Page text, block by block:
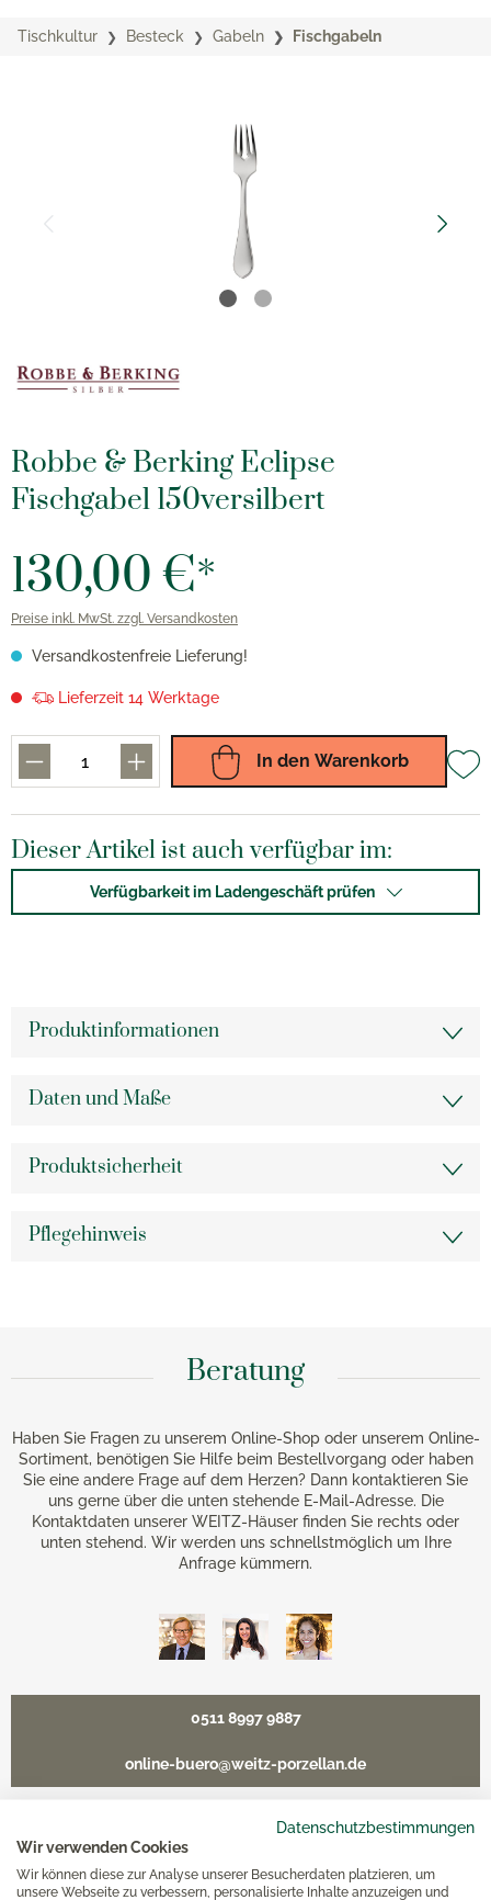
Datenschutzbestimmungen
Wir verwenden Cookies
Wir können diese zur Analyse unserer Besucherdaten platzieren, um
unsere Webseite zu verbessern, personalisierte Inhalte anzuzeigen und
Tischkultur Besteck Gabeln Fischgabeln
Robbe & Berking Eclipse
Fischgabel 150versilbert
130,00 €*
Preise inkl. MwSt. zzgl. Versandkosten
Versandkostenfreie Lieferung!
Lieferzeit 14 Werktage
In den Warenkorb
Dieser Artikel ist auch verfügbar im:
Verfügbarkeit im Ladengeschäft prüfen
Produktinformationen
Daten und Maße
Produktsicherheit
Pflegehinweis
Beratung
Haben Sie Fragen zu unserem Online-Shop oder unserem Online-
Sortiment, benötigen Sie Hilfe beim Bestellvorgang oder haben
Sie eine andere Frage auf dem Herzen? Dann kontaktieren Sie
uns gerne über die unten stehende E-Mail-Adresse. Die
Kontaktdaten unserer WEITZ-Häuser finden Sie rechts oder
unten stehend. Wir werden uns schnellstmöglich um Ihre
Anfrage kümmern.
0511 8997 9887
online-buero@weitz-porzellan.de
Unsere Häuser